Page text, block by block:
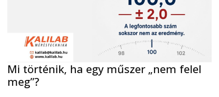
Mi történik, ha egy műszer „nem felel
meg”?